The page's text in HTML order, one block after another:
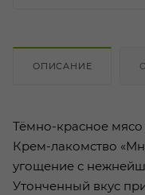
ОПИСАНИЕ
Тёмно-красное мясо
Крем-лакомство
угощение с
Утонченный вкус